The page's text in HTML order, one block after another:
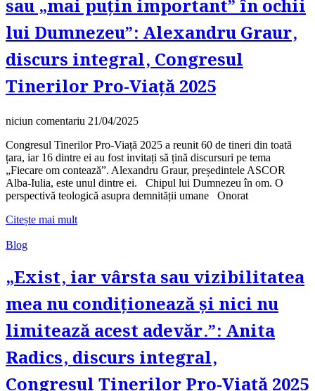
sau „mai puțin important” în ochii
lui Dumnezeu”: Alexandru Graur,
discurs integral, Congresul
Tinerilor Pro-Viață 2025
niciun comentariu 21/04/2025
Congresul Tinerilor Pro-Viață 2025 a reunit 60 de tineri din toată
țara, iar 16 dintre ei au fost invitați să țină discursuri pe tema
„Fiecare om contează”. Alexandru Graur, președintele ASCOR
Alba-Iulia, este unul dintre ei. Chipul lui Dumnezeu în om. O
perspectivă teologică asupra demnității umane Onorat
Citește mai mult
Blog
„Exist, iar vârsta sau vizibilitatea
mea nu condiționează și nici nu
limitează acest adevăr.”: Anita
Radics, discurs integral,